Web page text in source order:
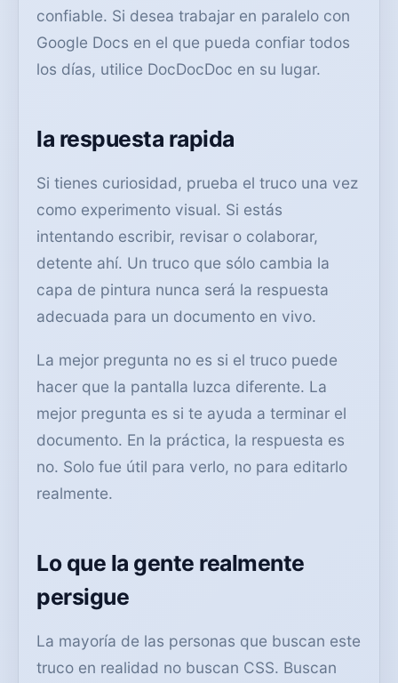
confiable. Si desea trabajar en paralelo con
Google Docs en el que pueda confiar todos
los días, utilice DocDocDoc en su lugar.
la respuesta rapida
Si tienes curiosidad, prueba el truco una vez
como experimento visual. Si estás
intentando escribir, revisar o colaborar,
detente ahí. Un truco que sólo cambia la
capa de pintura nunca será la respuesta
adecuada para un documento en vivo.
La mejor pregunta no es si el truco puede
hacer que la pantalla luzca diferente. La
mejor pregunta es si te ayuda a terminar el
documento. En la práctica, la respuesta es
no. Solo fue útil para verlo, no para editarlo
realmente.
Lo que la gente realmente
persigue
La mayoría de las personas que buscan este
truco en realidad no buscan CSS. Buscan